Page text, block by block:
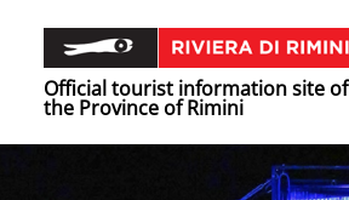
Official tourist information site of
the Province of Rimini